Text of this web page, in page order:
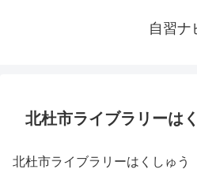
自習ナ
北杜市ライブラリーは
北杜市ライブラリーはくしゅう